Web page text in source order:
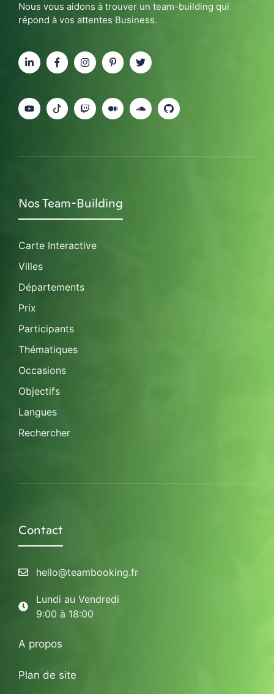
Nous vous aidons à trouver un team-building qui
répond à vos attentes Business.
Nos Team-Building
Carte Interactive
Villes
Départements
Prix
Participants
Thématiques
Occasions
Objectifs
Langues
Rechercher
Contact
hello@teambooking.fr
Lundi au Vendredi
9:00 à 18:00
A propos
Plan de site